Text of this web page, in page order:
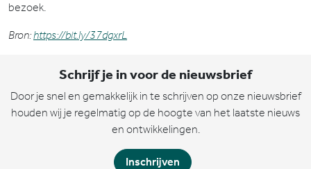
bezoek.
Bron:https://bit.ly/37dgxrL
Schrijf je in voor de nieuwsbrief
Door je snel en gemakkelijk in te schrijven op onze nieuwsbrief
houden wij je regelmatig op de hoogte van het laatste nieuws
en ontwikkelingen.
Inschrijven